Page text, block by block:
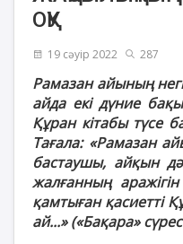
ОҚУ
19 сәуір 2022 287
Рамазан айының
айда екі дүние
Құран кітабы түсе
Тағала: «Рамазан
бастаушы, айқын
жалғанның
қамтыған қасиетті
ай...» («Бақара»